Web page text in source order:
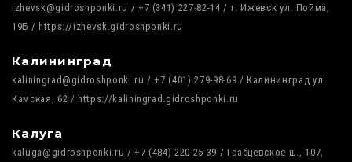
izhevsk@gidroshponki.ru / +7 (341) 227-82-14 / г. Ижевск ул. Пойма,
19Б / https://izhevsk.gidroshponki.ru
Калининград
kaliningrad@gidroshponki.ru / +7 (401) 279-98-69 / Калининград ул.
Камская, 62 / https://kaliningrad.gidroshponki.ru
Калуга
kaluga@gidroshponki.ru / +7 (484) 220-25-39 / Грабцевское ш., 107,